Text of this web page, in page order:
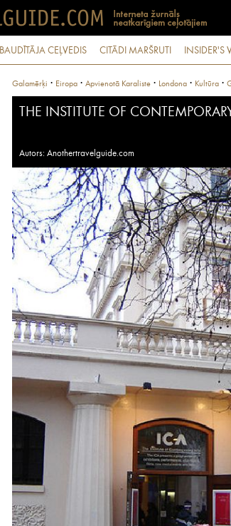
BAUDĪTĀJA CEĻVEDIS CITĀDI MARŠRUTI INSIDER'S
Galamērķi · Eiropa · Apvienotā Karaliste · Londona · Kultūra ·
THE INSTITUTE OF
Autors: Anothertravelguide.com